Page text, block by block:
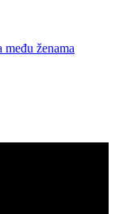
ženama